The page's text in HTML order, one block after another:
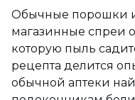
Обычные порошки и
магазинные спреи
которую пыль
рецепта делится
обычной аптеки